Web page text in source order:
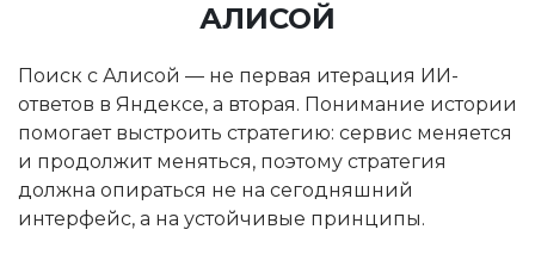
АЛИСОЙ
Поиск с Алисой — не первая итерация ИИ-
ответов в Яндексе, а вторая. Понимание истории
помогает выстроить стратегию: сервис меняется
и продолжит меняться, поэтому стратегия
должна опираться не на сегодняшний
интерфейс, а на устойчивые принципы.